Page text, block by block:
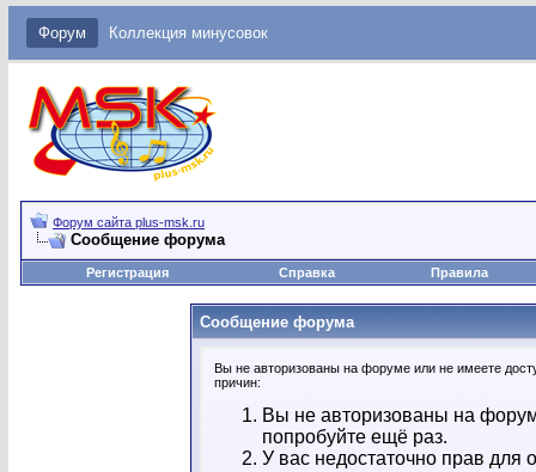
Форум Коллекция минусовок
Форум сайта plus-msk.ru
Сообщение форума
Регистрация Справка Правила
Сообщение форума
Вы не авторизованы на форуме или не имеете
причин:
Вы не авторизованы на
попробуйте ещё раз.
У вас недостаточно прав